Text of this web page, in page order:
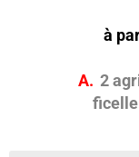
à
A. 2